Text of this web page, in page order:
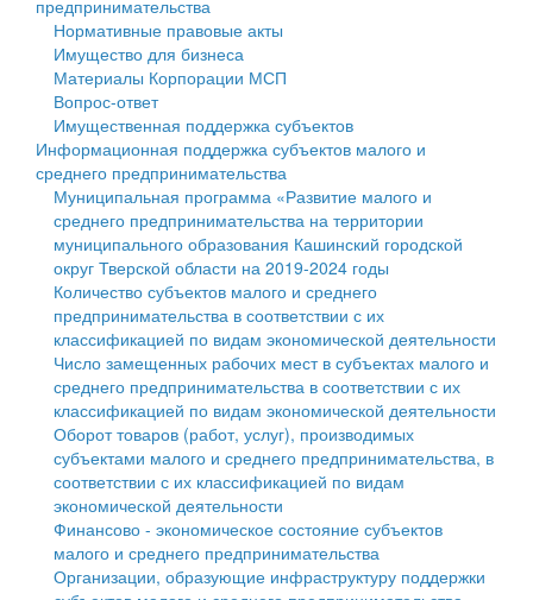
Государственные услуги
Промышленность и АПК
Экономика и бизнес
...
Символика
Устав
Гостям округа
Туризм
Культура
Образование
Здравоохранение
Социальная защита
Фотоальбом
муниципального округа Тверской области
Администрация Кашинского муниципального округа
Тверской области
Управление сельскими территориями
Открытые данные
Работа с обращениями граждан
Муниципальный контроль
Муниципальные услуги
Проекты административных регламентов
Антимонопольный комплаенс
Противодействие коррупции
Финансовое управление
Бюджет для граждан
Имущество
Выявление правообладателей ранее учтенных
объектов недвижимости
Имущественная поддержка субъектов малого и
среднего предпринимательства
Информационная поддержка субъектов малого и
среднего предпринимательства
Муниципальные программы
Контрольно-счетная палата
Персональные данные
предпринимательства
Нормативные правовые акты
Имущество для бизнеса
Материалы Корпорации МСП
Вопрос-ответ
Имущественная поддержка субъектов
Информационная поддержка субъектов малого и
среднего предпринимательства
Муниципальная программа «Развитие малого и
среднего предпринимательства на территории
муниципального образования Кашинский городской
округ Тверской области на 2019-2024 годы
Количество субъектов малого и среднего
предпринимательства в соответствии с их
классификацией по видам экономической деятельности
Число замещенных рабочих мест в субъектах малого и
среднего предпринимательства в соответствии с их
классификацией по видам экономической деятельности
Оборот товаров (работ, услуг), производимых
субъектами малого и среднего предпринимательства, в
соответствии с их классификацией по видам
экономической деятельности
Финансово - экономическое состояние субъектов
малого и среднего предпринимательства
Организации, образующие инфраструктуру поддержки